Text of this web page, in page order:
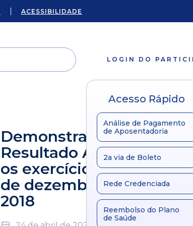
ACESSIBILIDADE
LOGIN DO
Acesso Rápido
Análise de Pagamento
de Aposentadoria
2a via de Boleto
Rede Credenciada
Reembolso do Plano
de Saúde
Demonstração do
Resultado Abrangente
os exercícios findos em
de dezembro de 2019 e
2018